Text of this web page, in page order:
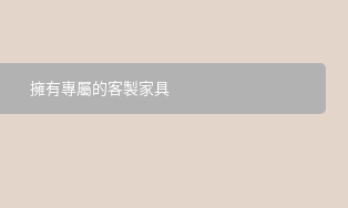
擁有專屬的客製家具